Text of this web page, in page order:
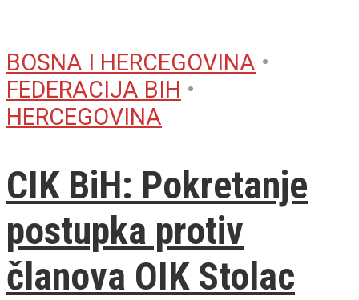
BOSNA I HERCEGOVINA •
FEDERACIJA BIH •
HERCEGOVINA
CIK BiH: Pokretanje
postupka protiv
članova OIK Stolac